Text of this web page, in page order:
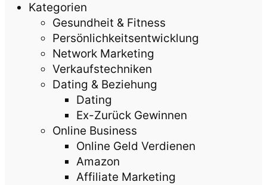
Kategorien
Gesundheit & Fitness
Persönlichkeitsentwicklung
Network Marketing
Verkaufstechniken
Dating & Beziehung
Dating
Ex-Zurück Gewinnen
Online Business
Online Geld Verdienen
Amazon
Affiliate Marketing